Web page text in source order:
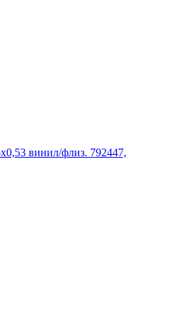
винил/флиз. 792447,